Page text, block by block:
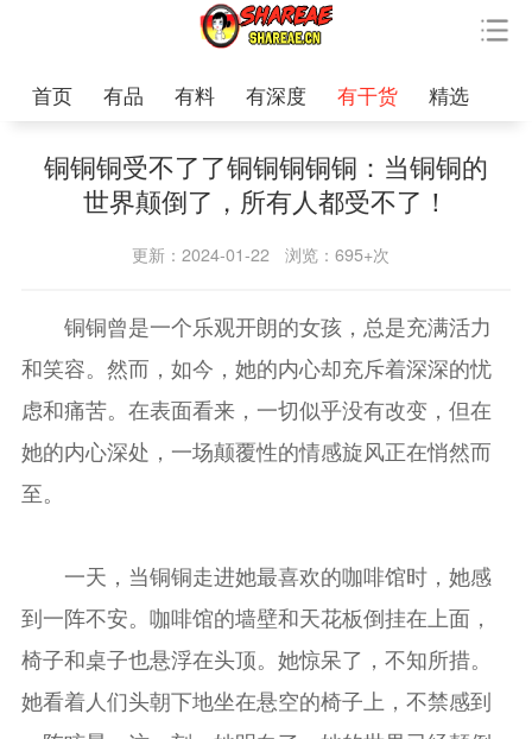
首页 有品 有料 有深度 有干货 精选
铜铜铜受不了了铜铜铜铜铜：当铜铜的
世界颠倒了，所有人都受不了！
更新：2024-01-22 浏览：695+次
铜铜曾是一个乐观开朗的女孩，总是充满活力
和笑容。然而，如今，她的内心却充斥着深深的忧
虑和痛苦。在表面看来，一切似乎没有改变，但在
她的内心深处，一场颠覆性的情感旋风正在悄然而
至。
一天，当铜铜走进她最喜欢的咖啡馆时，她感
到一阵不安。咖啡馆的墙壁和天花板倒挂在上面，
椅子和桌子也悬浮在头顶。她惊呆了，不知所措。
她看着人们头朝下地坐在悬空的椅子上，不禁感到